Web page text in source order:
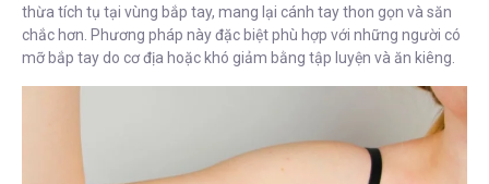
thừa tích tụ tại vùng bắp tay, mang lại cánh tay thon gọn và săn
chắc hơn. Phương pháp này đặc biệt phù hợp với những người có
mỡ bắp tay do cơ địa hoặc khó giảm bằng tập luyện và ăn kiêng.